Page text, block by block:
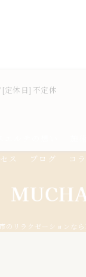
定休日] 不定休
ス ブログ コ
のリラクゼーション